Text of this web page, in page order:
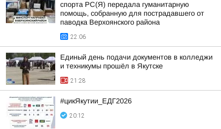
спорта РС(Я) передала гуманитарную
помощь, собранную для пострадавшего от
паводка Верхоянского района
22:06
Единый день подачи документов в колледжи
и техникумы прошёл в Якутске
21:28
#цикЯкутии_ЕДГ2026
20:12